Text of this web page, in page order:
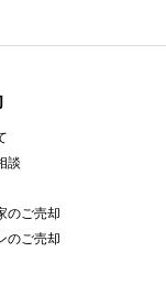
談
のご売却
のご売却